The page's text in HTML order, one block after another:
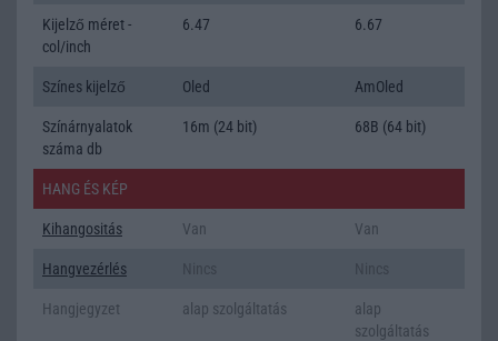
Kijelző méret -
col/inch
6.47 6.67
Színes kijelző Oled AmOled
Színárnyalatok
száma db
16m (24 bit) 68B (64 bit)
HANG ÉS KÉP
Kihangositás Van Van
Hangvezérlés
Hangjegyzet alap szolgáltatás
alap
szolgáltatás